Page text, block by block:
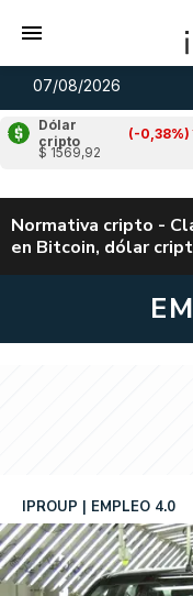
07/08/2026
Dólar
cripto
(-0,38%)
$ 1569,92
(-2,11%)
Normativa cripto -
en Bitcoin, dólar
IPROUP EMPLEO 4.0